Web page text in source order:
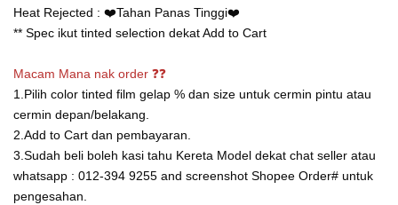
Heat Rejected : ❤️Tahan Panas Tinggi❤️
** Spec ikut tinted selection dekat Add to Cart
Macam Mana nak order ❓❓
1.Pilih color tinted film gelap % dan size untuk cermin pintu atau
cermin depan/belakang.
2.Add to Cart dan pembayaran.
3.Sudah beli boleh kasi tahu Kereta Model dekat chat seller atau
whatsapp : 012-394 9255 and screenshot Shopee Order# untuk
pengesahan.